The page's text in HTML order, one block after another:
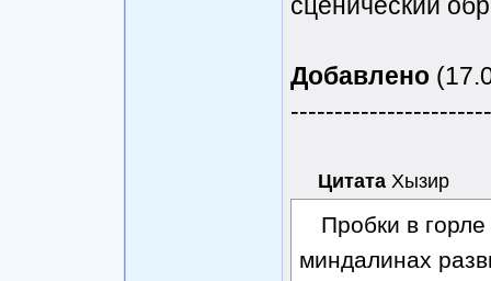
Добавлено
Цитата Хызир
Пробки в
миндалинах